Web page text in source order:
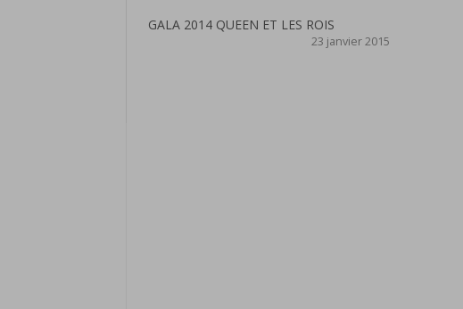
GALA 2014 QUEEN ET LES ROIS
23 janvier 2015